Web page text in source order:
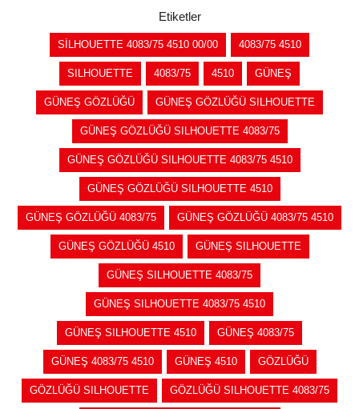
Etiketler
SİLHOUETTE 4083/75 4510 00/00 4083/75 4510
SILHOUETTE 4083/75 4510 GÜNEŞ
GÜNEŞ GÖZLÜĞÜ GÜNEŞ GÖZLÜĞÜ SILHOUETTE
GÜNEŞ GÖZLÜĞÜ SILHOUETTE 4083/75
GÜNEŞ GÖZLÜĞÜ SILHOUETTE 4083/75 4510
GÜNEŞ GÖZLÜĞÜ SILHOUETTE 4510
GÜNEŞ GÖZLÜĞÜ 4083/75 GÜNEŞ GÖZLÜĞÜ 4083/75 4510
GÜNEŞ GÖZLÜĞÜ 4510 GÜNEŞ SILHOUETTE
GÜNEŞ SILHOUETTE 4083/75
GÜNEŞ SILHOUETTE 4083/75 4510
GÜNEŞ SILHOUETTE 4510 GÜNEŞ 4083/75
GÜNEŞ 4083/75 4510 GÜNEŞ 4510 GÖZLÜĞÜ
GÖZLÜĞÜ SILHOUETTE GÖZLÜĞÜ SILHOUETTE 4083/75